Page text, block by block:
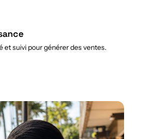
et suivi pour générer des ventes.